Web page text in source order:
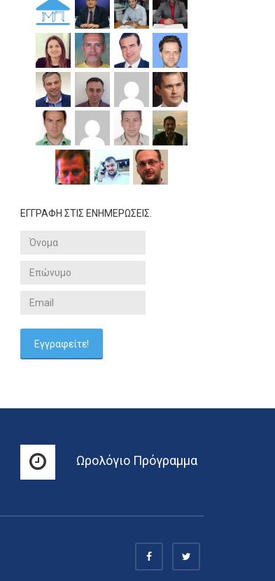
ΕΓΓΡΑΦΗ ΣΤΙΣ ΕΝΗΜΕΡΩΣΕΙΣ.
Ωρολόγιο Πρόγραμμα